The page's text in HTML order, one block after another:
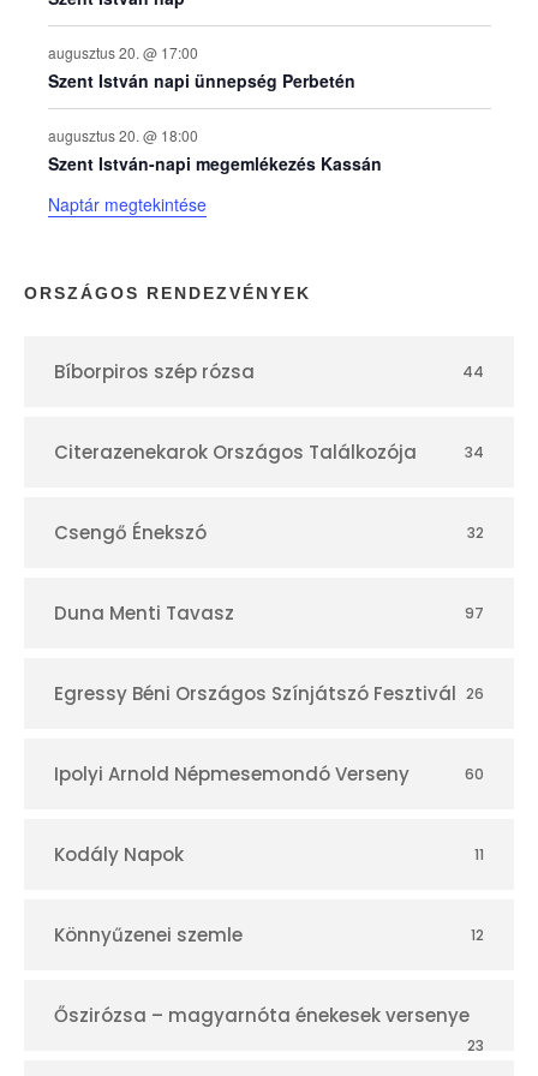
a
p
t
r
augusztus 20. @ 17:00
Szent István napi ünnepség Perbetén
augusztus 20. @ 18:00
Szent István-napi megemlékezés Kassán
Naptár megtekintése
ORSZÁGOS RENDEZVÉNYEK
Bíborpiros szép rózsa 44
Citerazenekarok Országos Találkozója 34
Csengő Énekszó 32
Duna Menti Tavasz 97
Egressy Béni Országos Színjátszó Fesztivál 26
Ipolyi Arnold Népmesemondó Verseny 60
Kodály Napok 11
Könnyűzenei szemle 12
Őszirózsa – magyarnóta énekesek versenye
23